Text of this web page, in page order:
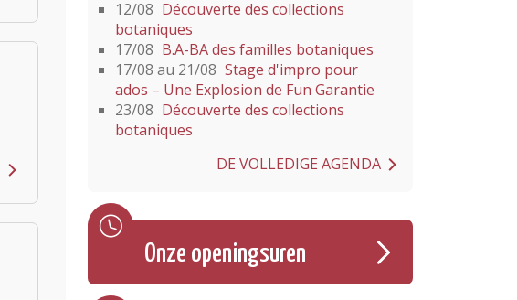
12/08 Découverte des collections
botaniques
17/08 B.A-BA des familles botaniques
17/08 au 21/08 Stage d'impro pour
ados – Une Explosion de Fun Garantie
23/08 Découverte des collections
botaniques
DE VOLLEDIGE AGENDA
Onze openingsuren